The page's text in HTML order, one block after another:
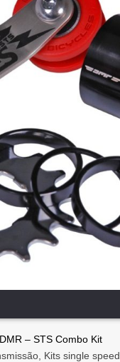
DMR – STS Combo Kit
Kits single speed